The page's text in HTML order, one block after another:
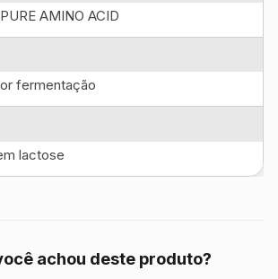
AMINO ACID
fermentação
lactose
achou deste produto?